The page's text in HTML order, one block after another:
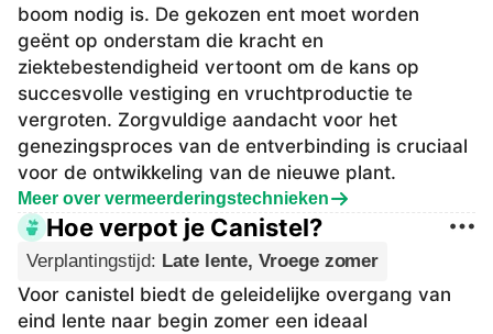
boom nodig is. De gekozen ent moet worden
geënt op onderstam die kracht en
ziektebestendigheid vertoont om de kans op
succesvolle vestiging en vruchtproductie te
vergroten. Zorgvuldige aandacht voor het
genezingsproces van de entverbinding is cruciaal
voor de ontwikkeling van de nieuwe plant.
Meer over vermeerderingstechnieken
Hoe verpot je Canistel?
Verplantingstijd: Late lente, Vroege zomer
Voor canistel biedt de geleidelijke overgang van
eind lente naar begin zomer een ideaal